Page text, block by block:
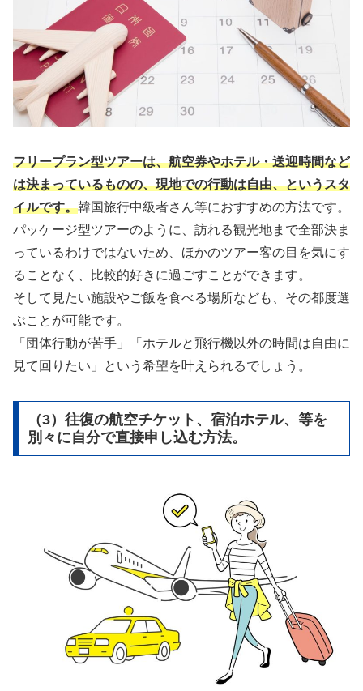
フリープラン型ツアーは、航空券やホテル・送迎時間など
は決まっているものの、現地での行動は自由、というスタ
イルです。韓国旅行中級者さん等におすすめの方法です。
パッケージ型ツアーのように、訪れる観光地まで全部決ま
っているわけではないため、ほかのツアー客の目を気にす
ることなく、比較的好きに過ごすことができます。
そして見たい施設やご飯を食べる場所なども、その都度選
ぶことが可能です。
「団体行動が苦手」「ホテルと飛行機以外の時間は自由に
見て回りたい」という希望を叶えられるでしょう。
（3）往復の航空チケット、宿泊ホテル、等を
別々に自分で直接申し込む方法。